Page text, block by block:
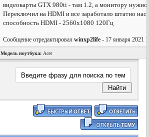
видеокарты GTX 980ti - там 1.2, а монитору нужно
Переключил на HDMI и все заработало штатно
способность HDMI - 2560x1080 120Гц
Сообщение отредактировалwinxp2life - 17 января 2021
Модель ноутбука: Acer